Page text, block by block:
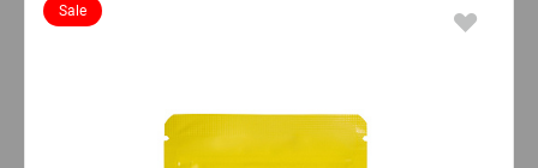
Sale